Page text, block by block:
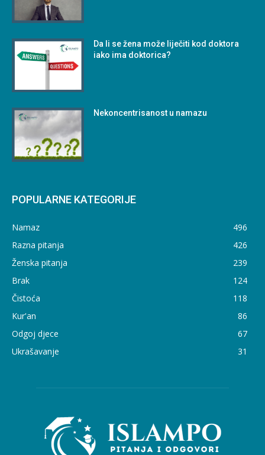
Da li se žena može liječiti kod doktora
iako ima doktorica?
Nekoncentrisanost u namazu
POPULARNE KATEGORIJE
Namaz
496
Razna pitanja
426
Ženska pitanja
239
Brak
124
Čistoća
118
Kur'an
86
Odgoj djece
67
Ukrašavanje
31